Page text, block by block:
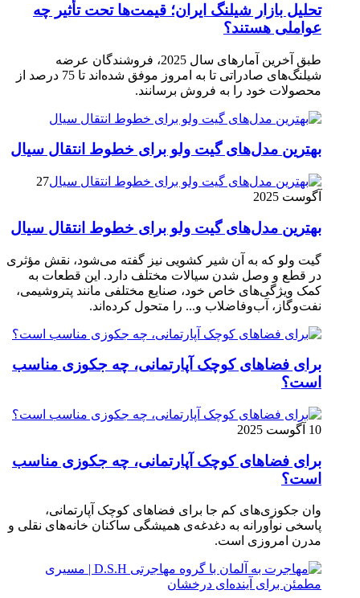
تحلیل بازار شیلنگ ایران؛ قیمت‌ها تحت تأثیر چه
عواملی هستند؟
طبق آخرین آمارهای سال 2025، فروشندگان عرضه
شیلنگ‌های صادراتی تا به امروز موفق شده‌اند تا 75 درصد از
محصولات خود را به فروش برسانند.
بهترین مدل‌های گیت ولو برای خطوط انتقال سیال
27
آگوست 2025
بهترین مدل‌های گیت ولو برای خطوط انتقال سیال
گیت ولو که به آن شیر کشویی نیز گفته می‌شود، نقش مؤثری
در قطع و وصل شدن سیالات مختلف دارد. این قطعات به
کمک ویژگی‌های خاص خود، صنایع مختلفی مانند پتروشیمی،
نفت‌وگاز، آب‌وفاضلاب و... را متحول کرده‌اند.
برای فضاهای کوچک آپارتمانی، چه جکوزی مناسب
است؟
10 آگوست 2025
برای فضاهای کوچک آپارتمانی، چه جکوزی مناسب
است؟
وان جکوزی‌های کم‌ جا برای فضاهای کوچک آپارتمانی،
پاسخی نوآورانه به دغدغه‌ی همیشگی ساکنان خانه‌های نقلی و
مدرن امروزی ا‌ست.